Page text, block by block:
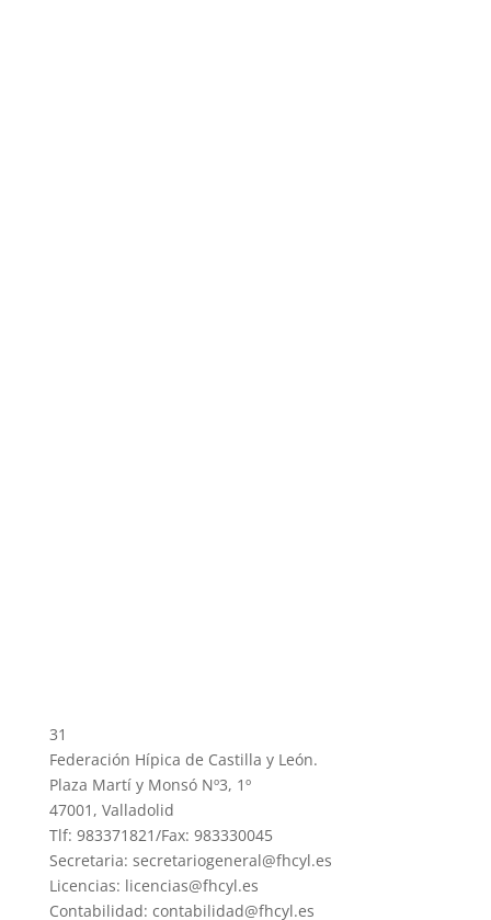
31
Federación Hípica de Castilla y León.
Plaza Martí y Monsó Nº3, 1º
47001, Valladolid
Tlf: 983371821/Fax: 983330045
Secretaria: secretariogeneral@fhcyl.es
Licencias: licencias@fhcyl.es
Contabilidad: contabilidad@fhcyl.es